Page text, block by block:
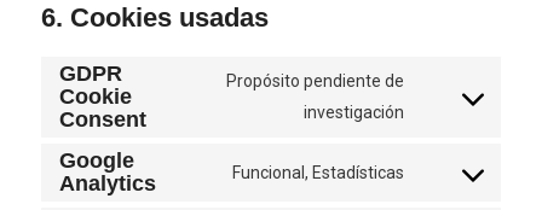
6. Cookies usadas
GDPR
Cookie
Consent
Propósito pendiente de
investigación
Consent
service
Google
Analytics
Funcional, Estadísticas
Consent